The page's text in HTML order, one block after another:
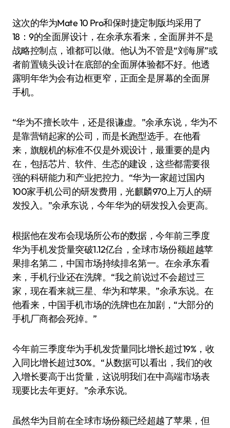
这次的华为Mate 10 Pro和保时捷定制版均采用了
18：9的全面屏设计，在余承东看来，全面屏并不是
战略控制点，谁都可以做。他认为不管是“刘海屏”或
者前置镜头设计在底部的全面屏体验都不好。他透
露明年华为会有边框更窄，正面全是屏幕的全面屏
手机。
“华为不擅长吹牛，还是很谦虚。”余承东说，华为不
是靠营销起家的公司，而是长跑型选手。在他看
来，旗舰机的标准不仅是外观设计，最重要的是内
在，包括芯片、软件、生态的建设，这些都需要很
强的科研能力和产业把控力。“华为一家超过国内
100家手机公司的研发费用，光麒麟970上万人的研
发投入。”余承东说，今年华为的研发投入会更高。
根据他在发布会现场所公布的数据，今年前三季度
华为手机发货量突破1.12亿台，全球市场份额超越苹
果排名第二，中国市场持续排名第一。在余承东看
来，手机行业还在洗牌。“我之前说过不会超过三
家，现在看来就三星、华为和苹果。”余承东说。在
他看来，中国手机市场的洗牌也在加剧，“大部分的
手机厂商都会死掉。”
今年前三季度华为手机发货量同比增长超过19%，收
入同比增长超过30%。“从数据可以看出，我们的收
入增长要高于出货量，这说明我们在中高端市场表
现要比去年更好。”余承东说。
虽然华为目前在全球市场份额已经超越了苹果，但